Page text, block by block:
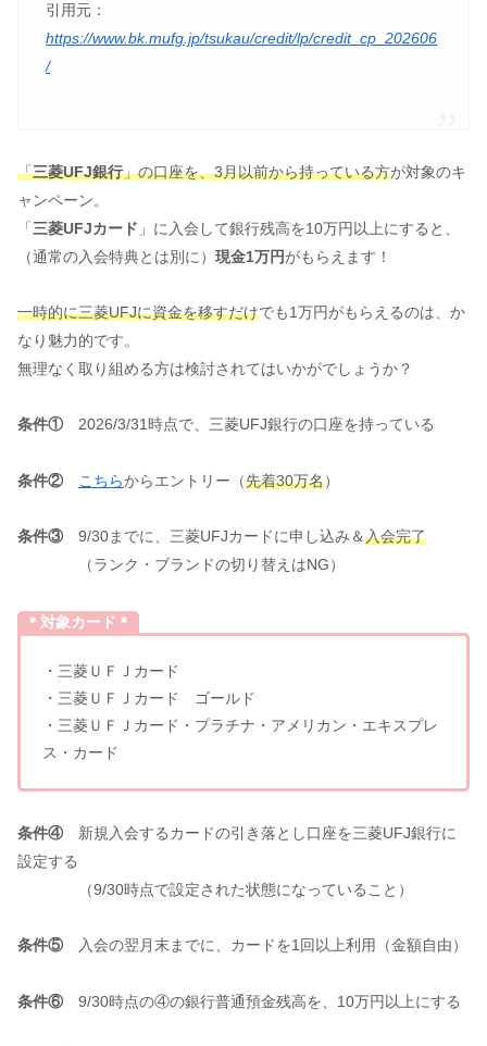
引用元：
https://www.bk.mufg.jp/tsukau/credit/lp/credit_cp_202606
/
「三菱UFJ銀行」の口座を、3月以前から持っている方が対象のキ
ャンペーン。
「 三菱UFJカード 」に入会して銀行残高を10万円以上にすると、
（通常の入会特典とは別に） 現金1万円がもらえます！
一時的に三菱UFJに資金を移すだけでも1万円がもらえるのは、か
なり魅力的です。
無理なく取り組める方は検討されてはいかがでしょうか？
条件① 2026/3/31時点で、三菱UFJ銀行の口座を持っている
条件② こちらからエントリー（先着30万名）
条件③ 9/30までに、三菱UFJカードに申し込み＆入会完了
（ランク・ブランドの切り替えはNG）
＊対象カード＊
・三菱ＵＦＪカード
・三菱ＵＦＪカード ゴールド
・三菱ＵＦＪカード・プラチナ・アメリカン・エキスプレ
ス・カード
条件④ 新規入会するカードの引き落とし口座を三菱UFJ銀行に
設定する
（9/30時点で設定された状態になっていること）
条件⑤ 入会の翌月末までに、カードを1回以上利用（金額自由）
条件⑥ 9/30時点の④の銀行普通預金残高を、10万円以上にする